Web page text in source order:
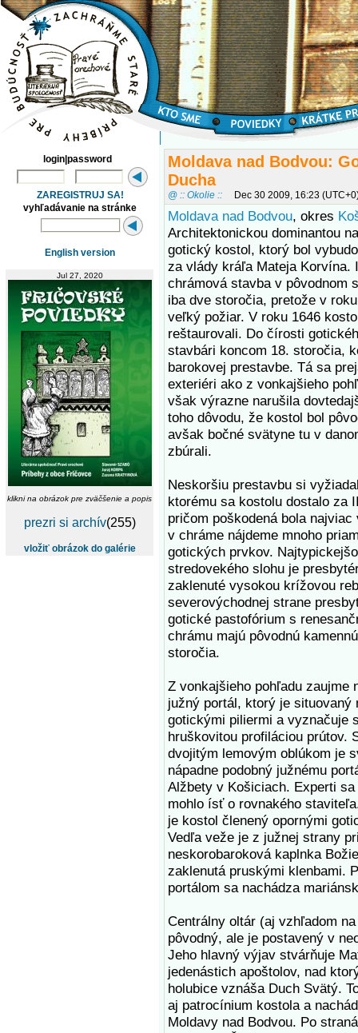
login|password
ZAREGISTRUJ SA!
vyhľadávanie na stránke
English version
Jul 27, 2020
klikni na obrázok pre zväčšenie a popis
prezri si archív(255)
vložiť obrázok do galérie
Moldava nad Bodvou:
Ducha
@ :: Okolie :: Dec 30 2009, 16:23
Moldava nad Bodvou, okres
Architektonickou dominantou
gotický kostol, ktorý bol
za vlády kráľa Mateja Korvína.
chrámová stavba v pôvodnom
iba dve storočia, pretože v
veľký požiar. V roku 1646
reštaurovali. Do čírosti
stavbári koncom 18. storočia,
barokovej prestavbe. Tá sa
exteriéri ako z vonkajšieho
však výrazne narušila
toho dôvodu, že kostol bol
avšak bočné svätyne tu v
zbúrali.
Neskoršiu prestavbu si
ktorému sa kostolu dostalo za
pričom poškodená bola
v chráme nájdeme mnoho
gotických prvkov.
stredovekého slohu je
zaklenuté vysokou krížovou
severovýchodnej strane
gotické pastofórium s
chrámu majú pôvodnú
storočia.
Z vonkajšieho pohľadu zaujme
južný portál, ktorý je situovaný
gotickými piliermi a vyznačuje
hruškovitou profiláciou prútov.
dvojitým lemovým oblúkom je
nápadne podobný južnému
Alžbety v Košiciach. Experti
mohlo ísť o rovnakého
je kostol členený opornými
Vedľa veže je z južnej strany
neskorobaroková kaplnka
zaklenutá pruskými klenbami.
portálom sa nachádza
Centrálny oltár (aj vzhľadom
pôvodný, ale je postavený v
Jeho hlavný výjav stvárňuje
jedenástich apoštolov, nad
holubice vznáša Duch Svätý.
aj patrocínium kostola a
Moldavy nad Bodvou. Po